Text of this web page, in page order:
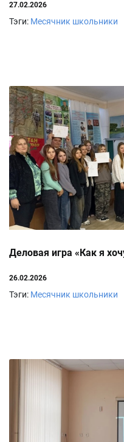
27.02.2026
Тэги: Месячник школьники
Деловая игра «Как я
26.02.2026
Тэги: Месячник школьники